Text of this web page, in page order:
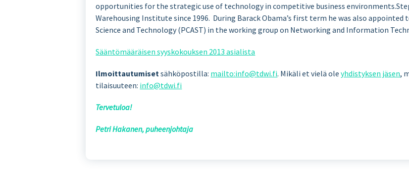
opportunities for the strategic use of technology in competitive business
Warehousing Institute since 1996. During Barack Obama’s first term he was also
Science and Technology (PCAST) in the working group on Networking and Information
Sääntömääräisen syyskokouksen 2013 asialista
Ilmoittautumisetsähköpostilla: mailto:info@tdwi.fi. Mikäli et vielä oleyhdistyksen jäsen,
tilaisuuteen: info@tdwi.fi
Tervetuloa!
Petri Hakanen, puheenjohtaja